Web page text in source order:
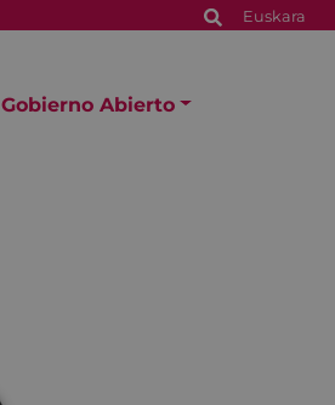
Euskara
Gobierno Abierto